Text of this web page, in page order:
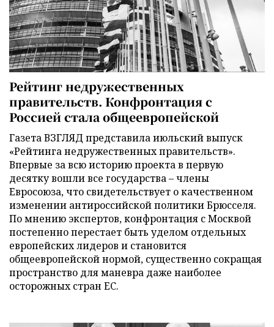
Рейтинг недружественных
правительств. Конфронтация с
Россией стала общеевропейской
Газета ВЗГЛЯД представила июльский выпуск
«Рейтинга недружественных правительств».
Впервые за всю историю проекта в первую
десятку вошли все государства – члены
Евросоюза, что свидетельствует о качественном
изменении антироссийской политики Брюсселя.
По мнению экспертов, конфронтация с Москвой
постепенно перестает быть уделом отдельных
европейских лидеров и становится
общеевропейской нормой, существенно сокращая
пространство для маневра даже наиболее
осторожных стран ЕС.